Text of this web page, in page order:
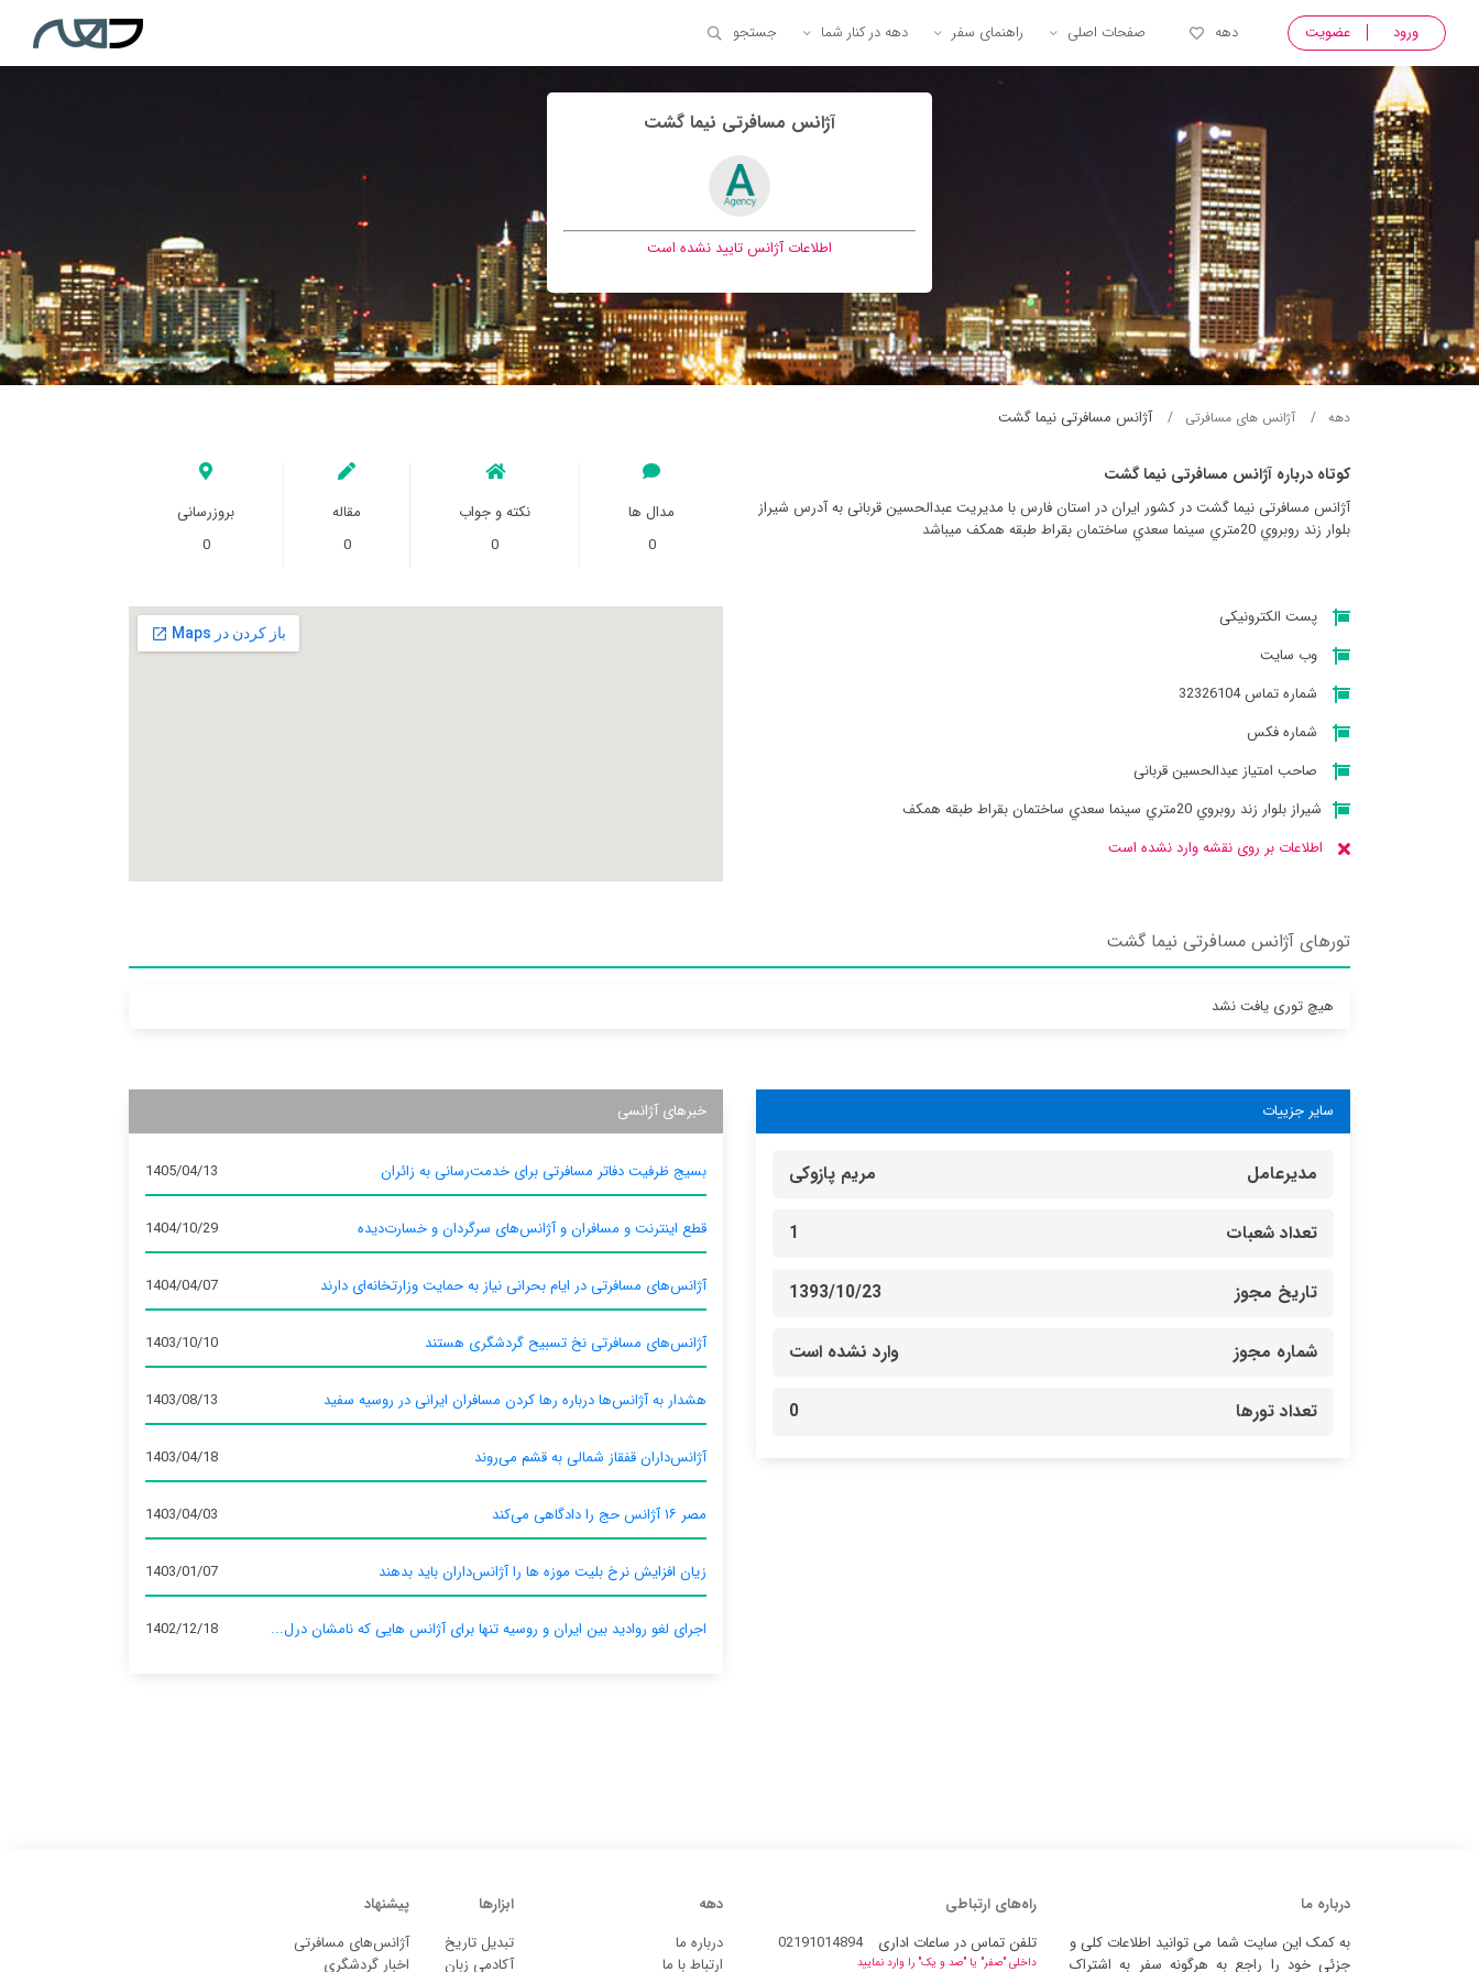
ورود عضویت دهه صفحات اصلی راهنمای سفر دهه در کنار شما جستجو
آژانس مسافرتی نيما گشت
اطلاعات آژانس تایید نشده است
دهه آژانس های مسافرتی آژانس مسافرتی نيما گشت
کوتاه درباره آژانس مسافرتی نيما گشت
آژانس مسافرتی نيما گشت در کشور ایران در استان فارس با مدیریت عبدالحسین قربانی به آدرس شيراز
بلوار زند روبروي 20متري سينما سعدي ساختمان بقراط طبقه همكف میباشد
مدال ها
0
نکته و جواب
0
مقاله
0
بروزرسانی
0
پست الکترونیکی
وب سایت
شماره تماس 32326104
شماره فکس
صاحب امتیاز عبدالحسین قربانی
شيراز بلوار زند روبروي 20متري سينما سعدي ساختمان بقراط طبقه همكف
اطلاعات بر روی نقشه وارد نشده است
تورهای آژانس مسافرتی نيما گشت
هیچ توری یافت نشد
سایر جزییات
مدیرعامل مریم پازوکی
تعداد شعبات 1
تاریخ مجوز 1393/10/23
شماره مجوز وارد نشده است
تعداد تورها 0
خبرهای آژانسی
بسیج ظرفیت دفاتر مسافرتی برای خدمت‌رسانی به زائران 1405/04/13
قطع اینترنت و مسافران و آژانس‌های سرگردان و خسارت‌دیده 1404/10/29
آژانس‌های مسافرتی در ایام بحرانی نیاز به حمایت وزارتخانه‌ای دارند 1404/04/07
آژانس‌های مسافرتی نخ تسبیح گردشگری هستند 1403/10/10
هشدار به آژانس‌ها درباره رها کردن مسافران ایرانی در روسیه سفید 1403/08/13
آژانس‌داران قفقاز شمالی به قشم می‌روند 1403/04/18
مصر ۱۶ آژانس حج را دادگاهی می‌کند 1403/04/03
زیان افزایش نرخ بلیت موزه ها را آژانس‌داران باید بدهند 1403/01/07
اجرای لغو روادید بین ایران و روسیه تنها برای آژانس‌ هایی که نامشان درل... 1402/12/18
درباره ما
به کمک این سایت شما می توانید اطلاعات کلی و
جزئی خود را راجع به هرگونه سفر به اشتراک
راه‌های ارتباطی
تلفن تماس در ساعات اداری
02191014894
داخلی "صفر" یا "صد و یک" را وارد نمایید
دهه
درباره ما
ارتباط با ما
ابزارها
تبدیل تاریخ
آکادمی زبان
پیشنهاد
آژانس‌های مسافرتی
اخبار گردشگری